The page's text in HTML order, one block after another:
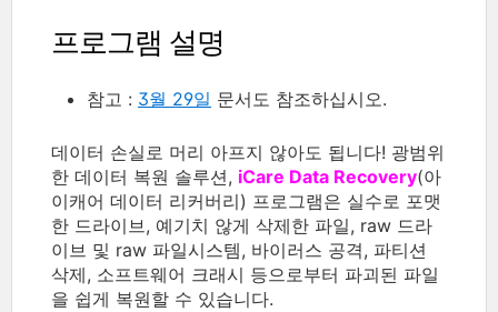
프로그램 설명
참고 : 3월 29일 문서도 참조하십시오.
데이터 손실로 머리 아프지 않아도 됩니다! 광범위
한 데이터 복원 솔루션, iCare Data Recovery(아
이캐어 데이터 리커버리) 프로그램은 실수로 포맷
한 드라이브, 예기치 않게 삭제한 파일, raw 드라
이브 및 raw 파일시스템, 바이러스 공격, 파티션
삭제, 소프트웨어 크래시 등으로부터 파괴된 파일
을 쉽게 복원할 수 있습니다.